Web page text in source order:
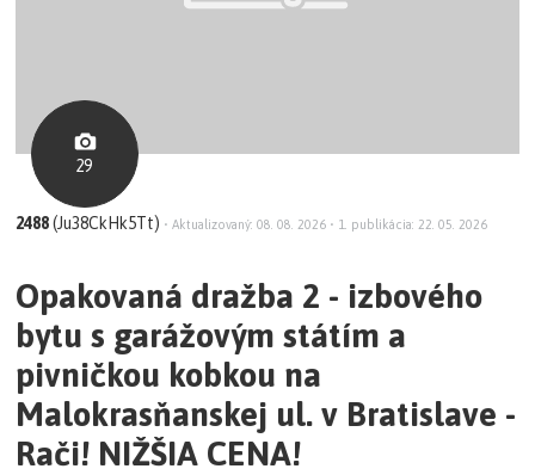
29
2488(Ju38CkHk5Tt) • Aktualizovaný: 08. 08. 2026 • 1. publikácia: 22. 05. 2026
Opakovaná dražba 2 - izbového
bytu s garážovým státím a
pivničkou kobkou na
Malokrasňanskej ul. v Bratislave -
Rači! NIŽŠIA CENA!